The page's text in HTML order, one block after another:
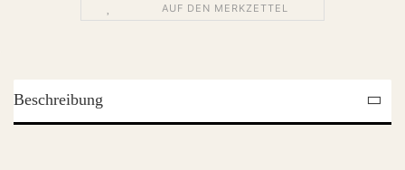
AUF DEN MERKZETTEL
Beschreibung